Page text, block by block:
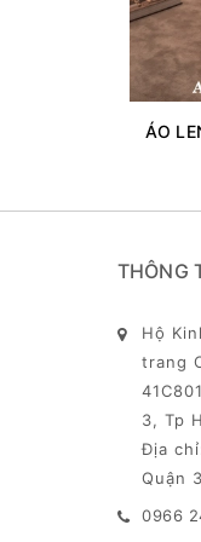
ÁO
THÔNG
Hộ
trang
3, Tp
Địa
Quận
0966